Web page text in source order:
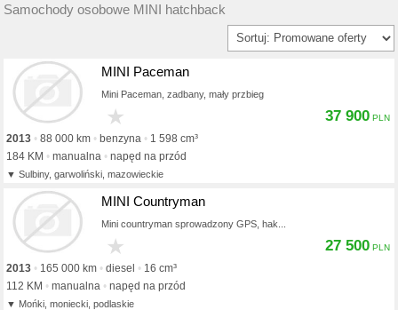
Samochody osobowe MINI hatchback
MINI Paceman
Mini Paceman, zadbany, mały przbieg
2013 88 000 km benzyna
1 598 cm³
184 KM
manualna napęd na przód
Sulbiny, garwoliński, mazowieckie
37 900
MINI Countryman
Mini countryman sprowadzony GPS, hak...
2013 165 000 km diesel
16 cm³
112 KM
manualna napęd na przód
Mońki, moniecki, podlaskie
27 500